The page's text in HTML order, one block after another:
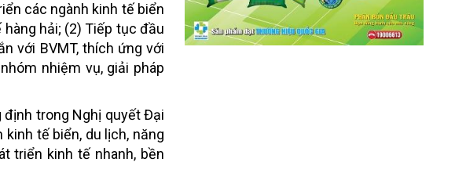
các ngành kinh tế biển
hải; (2) Tiếp tục đầu
với BVMT, thích ứng với
nhiệm vụ, giải pháp
định trong Nghị quyết Đại
tế biển, du lịch, năng
triển kinh tế nhanh, bền